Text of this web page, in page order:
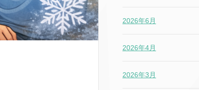
2026年6月
2026年4月
2026年3月